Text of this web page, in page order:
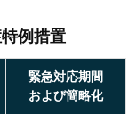
例措置
緊急対応期間
および簡略化